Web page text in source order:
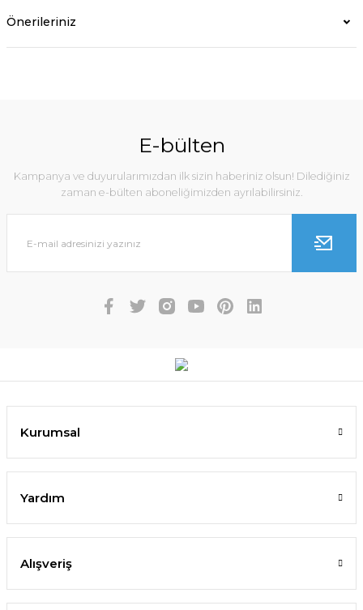
Önerileriniz
E-bülten
Kampanya ve duyurularımızdan ilk sizin haberiniz olsun! Dilediğiniz
zaman e-bülten aboneliğimizden ayrılabilirsiniz.
Kurumsal
Yardım
Alışveriş